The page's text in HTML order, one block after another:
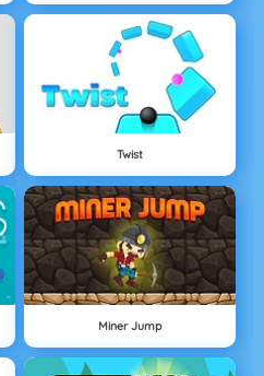
Twist
Miner Jump